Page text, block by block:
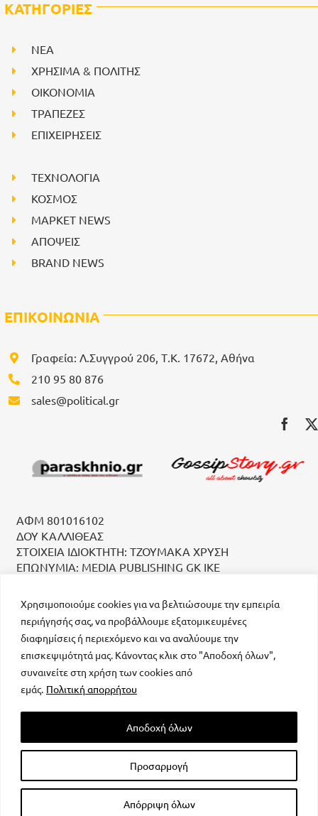
Χρησιμοποιούμε cookies για να βελτιώσουμε την εμπειρία
περιήγησής σας, να προβάλλουμε εξατομικευμένες
διαφημίσεις ή περιεχόμενο και να αναλύουμε την
επισκεψιμότητά μας. Κάνοντας κλικ στο "Αποδοχή όλων",
συναινείτε στη χρήση των cookies από
εμάς. Πολιτική απορρήτου
Προσαρμογή
Απόρριψη όλων
Αποδοχή όλων
ΚΑΤΗΓΟΡΙΕΣ
NEA
ΧΡΗΣΙΜΑ & ΠΟΛΙΤΗΣ
ΟΙΚΟΝΟΜΙΑ
ΤΡΑΠΕΖΕΣ
ΕΠΙΧΕΙΡΗΣΕΙΣ
ΤΕΧΝΟΛΟΓΙΑ
ΚΟΣΜΟΣ
ΜΑΡΚΕΤ NEWS
ΑΠΟΨΕΙΣ
BRAND NEWS
ΕΠΙΚΟΙΝΩΝΙΑ
Γραφεία: Λ.Συγγρού 206, Τ.Κ. 17672, Αθήνα
210 95 80 876
sales@political.gr
ΑΦΜ 801016102
ΔΟΥ ΚΑΛΛΙΘΕΑΣ
ΣΤΟΙΧΕΙΑ ΙΔΙΟΚΤΗΤΗ: ΤΖΟΥΜΑΚΑ ΧΡΥΣΗ
ΕΠΩΝΥΜΙΑ: MEDIA PUBLISHING GK IKE
μοναδικός αριθμός Μ.Η.Τ. 232223
All rights reserved – Powered byFOCUS ON GROUP